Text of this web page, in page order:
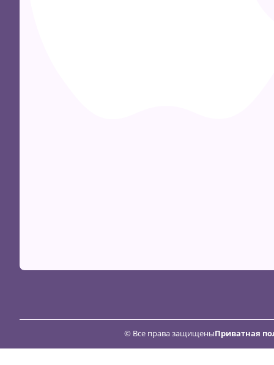
© Все права защищеныПриватная